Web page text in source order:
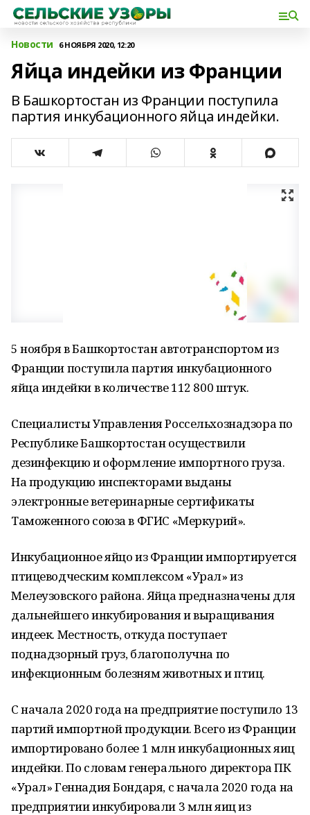
Новости 6 НОЯБРЯ 2020, 12:20
Яйца индейки из Франции
В Башкортостан из Франции поступила
партия инкубационного яйца индейки.
5 ноября в Башкортостан автотранспортом из
Франции поступила партия инкубационного
яйца индейки в количестве 112 800 штук.
Специалисты Управления Россельхознадзора по
Республике Башкортостан осуществили
дезинфекцию и оформление импортного груза.
На продукцию инспекторами выданы
электронные ветеринарные сертификаты
Таможенного союза в ФГИС «Меркурий».
Инкубационное яйцо из Франции импортируется
птицеводческим комплексом «Урал» из
Мелеузовского района. Яйца предназначены для
дальнейшего инкубирования и выращивания
индеек. Местность, откуда поступает
поднадзорный груз, благополучна по
инфекционным болезням животных и птиц.
С начала 2020 года на предприятие поступило 13
партий импортной продукции. Всего из Франции
импортировано более 1 млн инкубационных яиц
индейки. По словам генерального директора ПК
«Урал» Геннадия Бондаря, с начала 2020 года на
предприятии инкубировали 3 млн яиц из